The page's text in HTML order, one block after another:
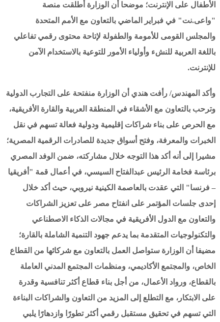
الأطفال على الإنترنت؛ موضحا أن الوزارة أطلقت منصة
"واعى.نت" في فبراير الماضي بالتعاون مع الأمم المتحدة
والمجلس القومى للأمومة والطفولة لإتاحة محتوى رقمي تفاعلي
باللغة العربية للنشء وأولياء الأمور للتوعية بالاستخدام الآمن
للإنترنت.
وأكد المهندس/ رأفت هندي أن الوزارة منفتحة على التجارب الدولية
وترحب بالتعاون مع الأشقاء في المنطقة العربية والقارة الأفريقية،
مع الحرص على بناء شراكات إقليمية ودولية فعالة تسهم في نقل
الخبرات والمعرفة، وفتح أسواق جديدة للصادرات الرقمية المصرية؛
مشيرا إلى أنه أكد هذا التوجه خلال مشاركته، ضمن الوفد المصري
برئاسة فخامة الرئيس عبدالفتاح السيسي، في أعمال قمة "أفريقيا
– فرنسا" التي عقدت بالعاصمة الكينية نيروبي، حيث أكد خلال
إحدى جلسات المؤتمر على انفتاح مصر على تعزيز الشراكات
والتعاون مع الدول الأفريقية في مجالات الذكاء الاصطناعي
والتكنولوجيات المتقدمة بما يدعم جهود التنمية الشاملة بالقارة؛
مضيفا أن الوزارة ستواصل العمل بالتعاون مع شركائها من القطاع
الخاص، والمجتمع الأكاديمي، ومنظمات المجتمع المدني العاملة
بالقطاع، ورواد الأعمال، من أجل بناء قطاع أكثر تنافسية وقدرة
على الابتكار، مع التطلع إلى المزيد من التعاون والشراكات البناءة
التي تسهم في تحقيق مستقبل رقمي أكثر تطورًا وازدهارًا يلبي